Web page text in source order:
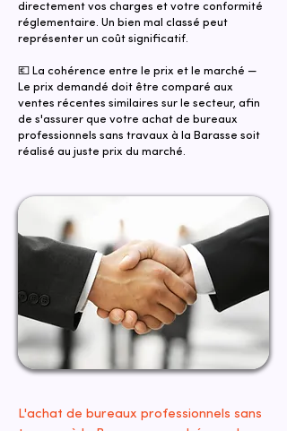
directement vos charges et votre conformité
réglementaire. Un bien mal classé peut
représenter un coût significatif.
💶 La cohérence entre le prix et le marché —
Le prix demandé doit être comparé aux
ventes récentes similaires sur le secteur, afin
de s'assurer que votre achat de bureaux
professionnels sans travaux à la Barasse soit
réalisé au juste prix du marché.
L'achat de bureaux professionnels sans